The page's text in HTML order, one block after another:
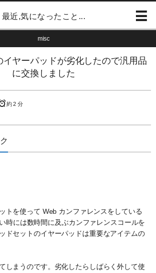
最近,気になったこと...
misc
イヤーパッドが劣化したので汎用品
に交換しました
約 2 分
トを使って Web カンファレンスをしている
時には数時間に及ぶカンファレンスコールを
ドセットのイヤーパッドは重要なアイテムの
しまうのです。劣化したらしばらく外して使